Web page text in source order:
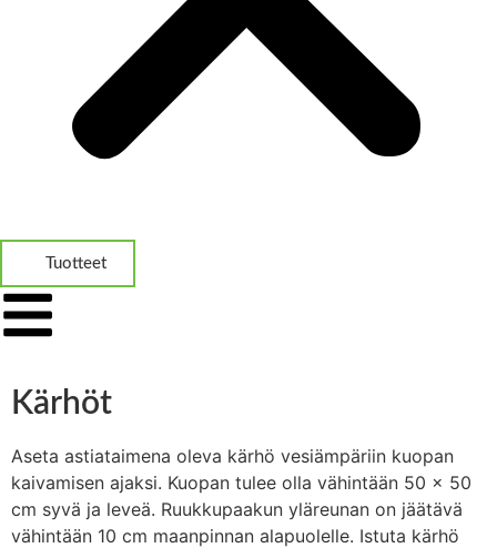
Tuotteet
Kärhöt
Aseta astiataimena oleva kärhö vesiämpäriin kuopan
kaivamisen ajaksi. Kuopan tulee olla vähintään 50 x 50
cm syvä ja leveä. Ruukkupaakun yläreunan on jäätävä
vähintään 10 cm maanpinnan alapuolelle. Istuta kärhö